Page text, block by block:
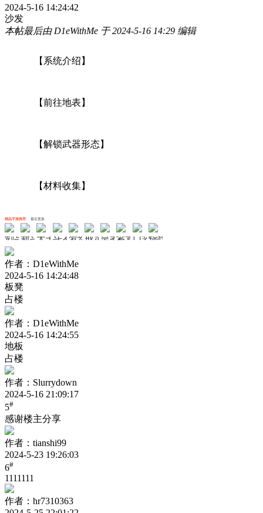
2024-5-16 14:24:42
沙发
本帖最后由 D1eWithMe 于 2024-5-16 14:29 编辑
【系统介绍】
【前往地表】
【解锁武器形态】
【材料收集】
精品手游推荐 最近更新
剑与轮回
新斗罗大陆
天书奇谈
斗罗大陆斗神再临
梦幻无间
戒灵传说
皇者紫青双剑
口袋山海经
锦绣江湖
作者：D1eWithMe
2024-5-16 14:24:48
板凳
占楼
作者：D1eWithMe
2024-5-16 14:24:55
地板
占楼
作者：Slurrydown
2024-5-16 21:09:17
5#
感谢楼主分享
作者：tianshi99
2024-5-23 19:26:03
6#
1111111
作者：hr7310363